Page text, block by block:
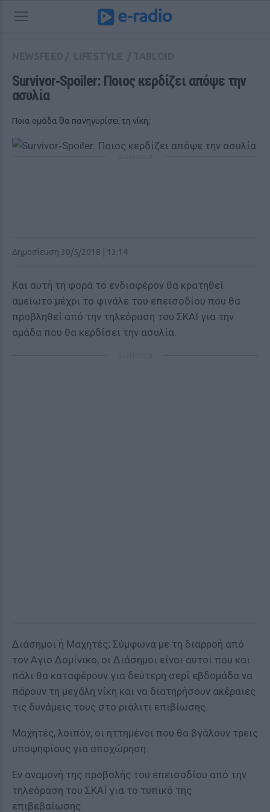
Survivor‑Spoiler: Ποιος κερδίζει απόψε την
ασυλία
Ποια ομάδα θα πανηγυρίσει τη νίκη;
Δημοσίευση 30/5/2018 | 13:14
Και αυτή τη φορά το ενδιαφέρον θα κρατηθεί
αμείωτο μέχρι το φινάλε του επεισοδίου που θα
προβληθεί από την τηλεόραση του ΣΚΑΪ για την
ομάδα που θα κερδίσει την ασυλία.
Διάσημοι ή Μαχητές; Σύμφωνα με τη διαρροή από
τον Αγιο Δομίνικο, οι Διάσημοι είναι αυτοί που και
πάλι θα καταφέρουν για δεύτερη σερί εβδομάδα να
πάρουν τη μεγάλη νίκη και να διατηρήσουν ακέραιες
τις δυνάμεις τους στο ριάλιτι επιβίωσης.
Μαχητές, λοιπόν, οι ηττημένοι που θα βγάλουν τρεις
υποψηφίους για αποχώρηση.
Εν αναμονή της προβολής του επεισοδίου από την
τηλεόραση του ΣΚΑΪ για το τυπικό της
επιβεβαίωσης.